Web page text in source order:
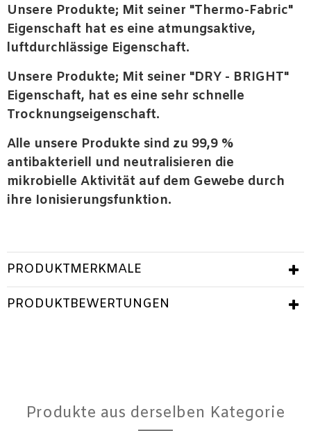
Unsere Produkte; Mit seiner "Thermo-Fabric"
Eigenschaft hat es eine atmungsaktive,
luftdurchlässige Eigenschaft.
Unsere Produkte; Mit seiner "DRY - BRIGHT"
Eigenschaft, hat es eine sehr schnelle
Trocknungseigenschaft.
Alle unsere Produkte sind zu 99,9 %
antibakteriell und neutralisieren die
mikrobielle Aktivität auf dem Gewebe durch
ihre Ionisierungsfunktion.
PRODUKTMERKMALE
PRODUKTBEWERTUNGEN
Produkte aus derselben Kategorie